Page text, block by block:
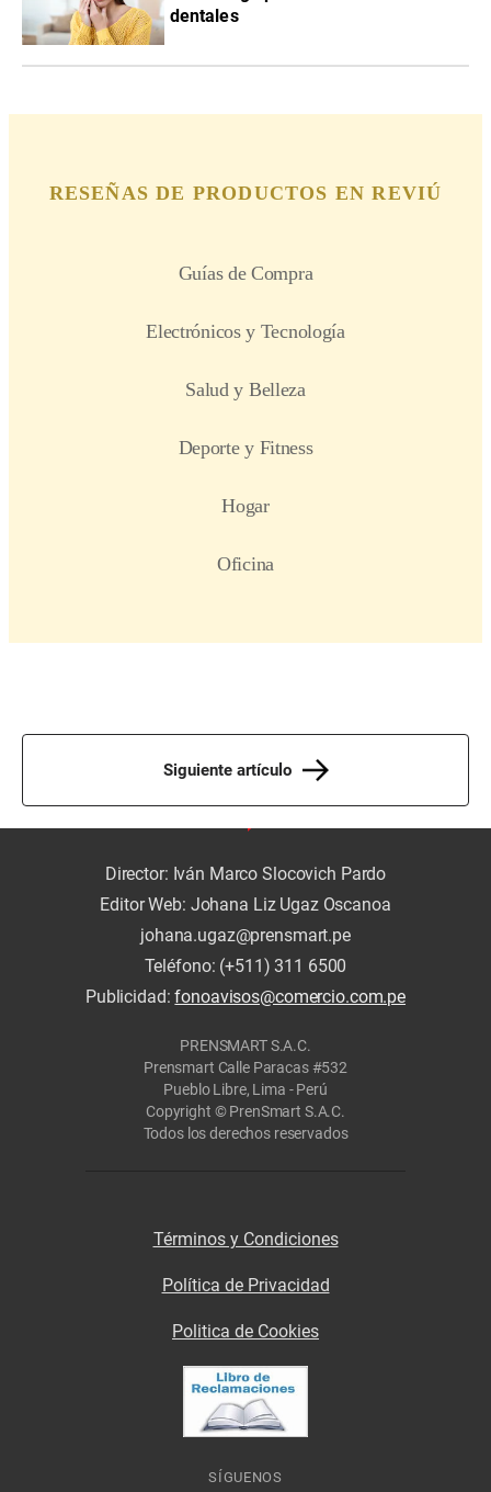
dentales
Siguiente artículo
Director: Iván Marco Slocovich Pardo
Editor Web: Johana Liz Ugaz Oscanoa
johana.ugaz@prensmart.pe
Teléfono: (+511) 311 6500
Publicidad:fonoavisos@comercio.com.pe
PRENSMART S.A.C.
Prensmart Calle Paracas #532
Pueblo Libre, Lima - Perú
Copyright © PrenSmart S.A.C.
Todos los derechos reservados
Términos y Condiciones
Política de Privacidad
Politica de Cookies
SÍGUENOS